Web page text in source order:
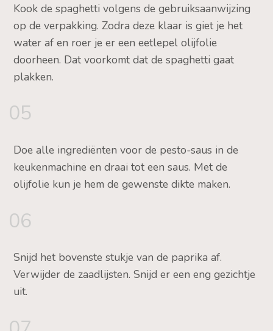
Kook de spaghetti volgens de gebruiksaanwijzing
op de verpakking. Zodra deze klaar is giet je het
water af en roer je er een eetlepel olijfolie
doorheen. Dat voorkomt dat de spaghetti gaat
plakken.
05
Doe alle ingrediënten voor de pesto-saus in de
keukenmachine en draai tot een saus. Met de
olijfolie kun je hem de gewenste dikte maken.
06
Snijd het bovenste stukje van de paprika af.
Verwijder de zaadlijsten. Snijd er een eng gezichtje
uit.